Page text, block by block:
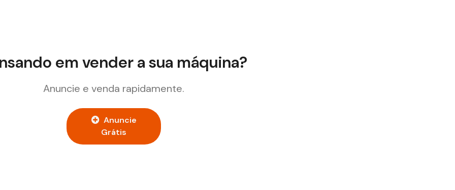
em vender a sua máquina?
Anuncie e venda rapidamente.
Anuncie
Grátis